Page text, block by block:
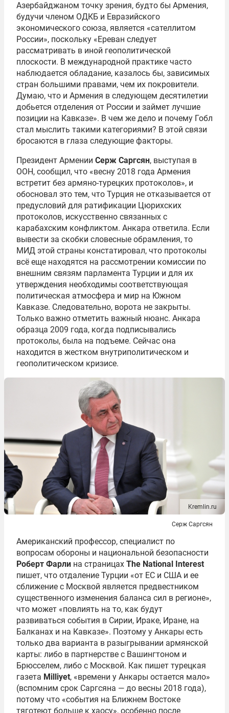
Азербайджаном точку зрения, будто бы Армения,
будучи членом ОДКБ и Евразийского
экономического союза, является «сателлитом
России», поскольку «Ереван следует
рассматривать в иной геополитической
плоскости. В международной практике часто
наблюдается обладание, казалось бы, зависимых
стран большими правами, чем их покровители.
Думаю, что и Армения в следующем десятилетии
добьется отделения от России и займет лучшие
позиции на Кавказе». В чем же дело и почему Гобл
стал мыслить такими категориями? В этой связи
бросаются в глаза следующие факторы.
Президент Армении Серж Саргсян, выступая в
ООН, сообщил, что «весну 2018 года Армения
встретит без армяно-турецких протоколов», и
обосновал это тем, что Турция не отказывается от
предусловий для ратификации Цюрихских
протоколов, искусственно связанных с
карабахским конфликтом. Анкара ответила. Если
вывести за скобки словесные обрамления, то
МИД этой страны констатировал, что протоколы
всё еще находятся на рассмотрении комиссии по
внешним связям парламента Турции и для их
утверждения необходимы соответствующая
политическая атмосфера и мир на Южном
Кавказе. Следовательно, ворота не закрыты.
Только важно отметить важный нюанс. Анкара
образца 2009 года, когда подписывались
протоколы, была на подъеме. Сейчас она
находится в жестком внутриполитическом и
геополитическом кризисе.
Kremlin.ru
Серж Саргсян
Американский профессор, специалист по
вопросам обороны и национальной безопасности
Роберт Фарли на страницах The National Interest
пишет, что отдаление Турции «от ЕС и США и ее
сближение с Москвой является предвестником
существенного изменения баланса сил в регионе»,
что может «повлиять на то, как будут
развиваться события в Сирии, Ираке, Иране, на
Балканах и на Кавказе». Поэтому у Анкары есть
только два варианта в разыгрывании армянской
карты: либо в партнерстве с Вашингтоном и
Брюсселем, либо с Москвой. Как пишет турецкая
газета Milliyet, «времени у Анкары остается мало»
(вспомним срок Саргсяна — до весны 2018 года),
потому что «события на Ближнем Востоке
тяготеют больше к хаосу», особенно после